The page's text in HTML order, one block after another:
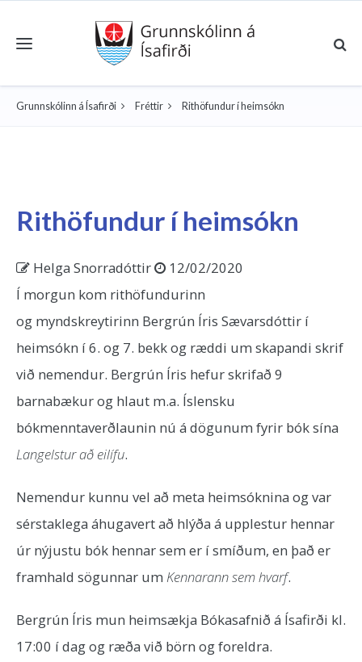
Toggle navigation
Grunnskólinn á Ísafirði Fréttir Rithöfundur í heimsókn
Rithöfundur í heimsókn
Helga Snorradóttir
12/02/2020
Í morgun kom rithöfundurinn
og myndskreytirinn Bergrún Íris Sævarsdóttir í
heimsókn í 6. og 7. bekk og ræddi um skapandi skrif
við nemendur. Bergrún Íris hefur skrifað 9
barnabækur og hlaut m.a. Íslensku
bókmenntaverðlaunin nú á dögunum fyrir bók sína
Langelstur að eilífu.
Nemendur kunnu vel að meta heimsóknina og var
sérstaklega áhugavert að hlýða á upplestur hennar
úr nýjustu bók hennar sem er í smíðum, en það er
framhald sögunnar um Kennarann sem hvarf.
Bergrún Íris mun heimsækja Bókasafnið á Ísafirði kl.
17:00 í dag og ræða við börn og foreldra.